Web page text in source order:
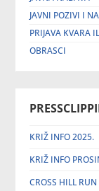
JAVNI POZIVI I
PRIJAVA KVARA
OBRASCI
KRIŽ INFO 2025.
KRIŽ INFO
CROSS HILL